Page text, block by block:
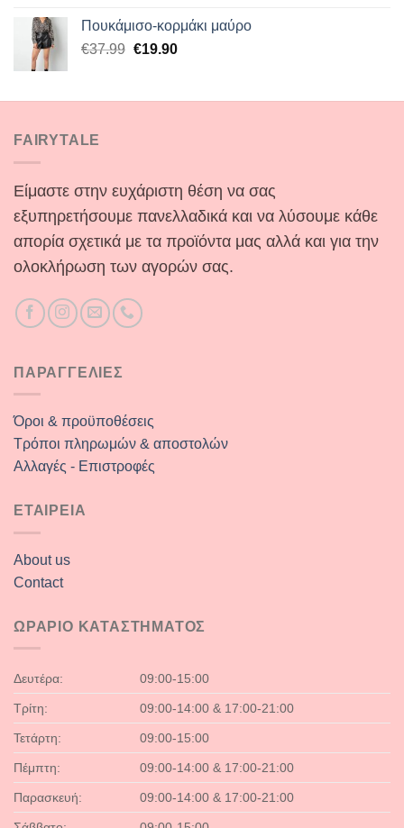
€44.90.είναι:
€29.90.
Πουκάμισο-κορμάκι μαύρο
€37.99 Original
€37.99.
€19.90Η
είναι:
FAIRYTALE
Είμαστε στην ευχάριστη θέση να σας
εξυπηρετήσουμε πανελλαδικά και να λύσουμε κάθε
απορία σχετικά με τα προϊόντα μας αλλά και για την
ολοκλήρωση των αγορών σας.
ΠΑΡΑΓΓΕΛΙΕΣ
Όροι & προϋποθέσεις
Τρόποι πληρωμών & αποστολών
Αλλαγές - Επιστροφές
ΕΤΑΙΡΕΙΑ
About us
Contact
ΩΡΑΡΙΟ ΚΑΤΑΣΤΗΜΑΤΟΣ
Δευτέρα: 09:00-15:00
Τρίτη: 09:00-14:00 & 17:00-21:00
Τετάρτη: 09:00-15:00
Πέμπτη: 09:00-14:00 & 17:00-21:00
Παρασκευή: 09:00-14:00 & 17:00-21:00